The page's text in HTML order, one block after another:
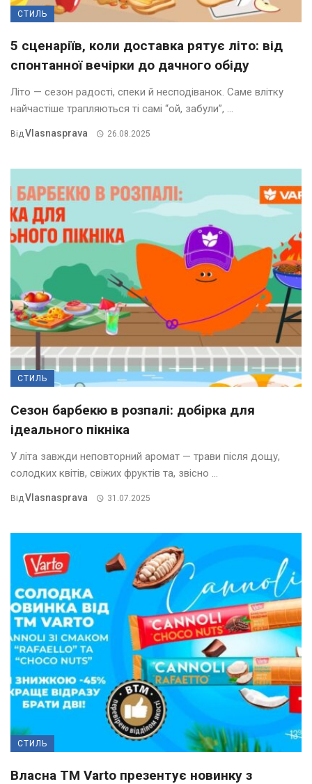
СТИЛЬ
5 сценаріїв, коли доставка рятує літо: від
спонтанної вечірки до дачного обіду
Літо — сезон радості, спеки й несподіванок. Саме влітку
найчастіше трапляються ті самі “ой, забули”, ...
ВідVlasnasprava 26.08.2025
СТИЛЬ
Сезон барбекю в розпалі: добірка для
ідеального пікніка
У літа завжди неповторний аромат — трави після дощу,
солодких квітів, свіжих фруктів та, звісно ...
ВідVlasnasprava 31.07.2025
СТИЛЬ
Власна ТМ Varto презентує новинку з